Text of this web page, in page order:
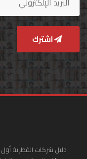
اشترك
دليل شركات القطرية